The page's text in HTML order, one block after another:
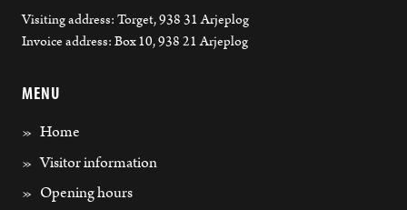
Visiting address: Torget, 938 31 Arjeplog
Invoice address: Box 10, 938 21 Arjeplog
MENU
Home
Visitor information
Opening hours